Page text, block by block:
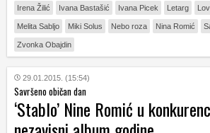
Irena Žilić Ivana Bastašić Ivana Picek Letarg
Melita Sabljo Miki Solus Nebo roza Nina Romić
Zvonka Obajdin
29.01.2015. (15:54)
Savršeno običan dan
‘Stablo’ Nine Romić u